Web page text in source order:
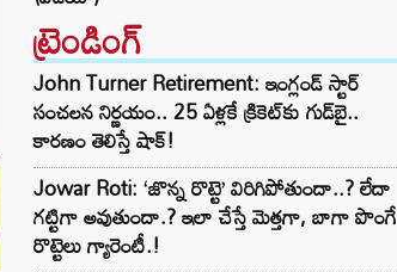
ట్రెండింగ్‌
John Turner Retirement: ఇంగ్లండ్ స్టార్
సంచలన నిర్ణయం.. 25 ఏళ్లకే క్రికెట్‌కు గుడ్‌బై..
కారణం తెలిస్తే షాక్!
Jowar Roti: ‘జొన్న రొట్టె’ విరిగిపోతుందా..? లేదా
గట్టిగా అవుతుందా.? ఇలా చేస్తే మెత్తగా, బాగా పొంగే
రొట్టెలు గ్యారెంటీ.!